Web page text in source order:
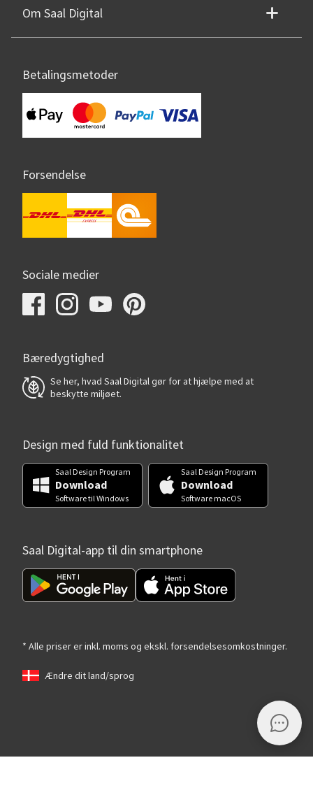
Om Saal Digital
Betalingsmetoder
Forsendelse
Sociale medier
Bæredygtighed
Se her, hvad Saal Digital gør for at hjælpe med at
beskytte miljøet.
Design med fuld funktionalitet
Saal Design Program
Download
Software til Windows
Saal Design Program
Download
Software macOS
Saal Digital-app til din smartphone
* Alle priser er inkl. moms og ekskl. forsendelsesomkostninger.
Ændre dit land/sprog